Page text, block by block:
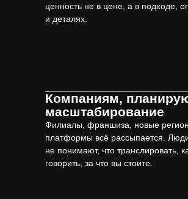
ценность не в цене, а в подходе,
и деталях.
Компаниям,
масштабирование
Филиалы, франшиза, новые
платформы всё рассыпается.
не понимают, что транслировать,
говорить, за что вы стоите.NDA Содержание